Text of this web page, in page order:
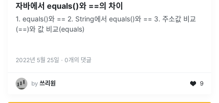
자바에서 equals()와 ==의 차이
1. equals()와 == 2. String에서 equals()와 == 3. 주소값 비교
(==)와 값 비교(equals)
2022년 5월 25일 · 0개의 댓글
by 쓰리원 9